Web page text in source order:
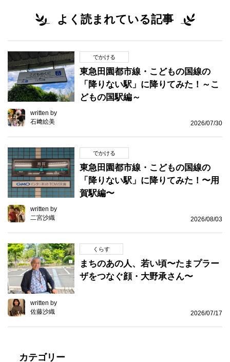
よく読まれている記事
でかける
東急田園都市線・こどもの国線の
「降りない駅」に降りてみた！～こ
どもの国駅編～
written by
石﨑絵美
2026/07/30
でかける
東急田園都市線・こどもの国線の
「降りない駅」に降りてみた！〜用
賀駅編〜
written by
二宮沙織
2026/08/03
くらす
まちのあの人、若い頃〜たまプラー
ザをつなぐ顔・大野承さん〜
written by
佐藤沙織
2026/07/17
カテゴリー